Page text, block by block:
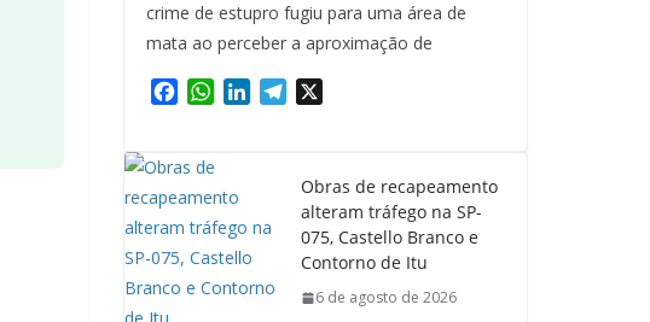
crime de estupro fugiu para uma área de
mata ao perceber a aproximação de
e
b
o
o
W
s
A
p
d
I
Obras de recapeamento
alteram tráfego na SP-
075, Castello Branco e
Contorno de Itu
6 de agosto de 2026